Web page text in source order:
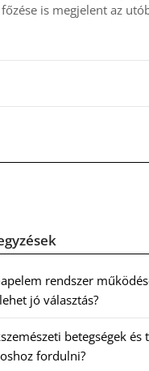
is megjelent az
rendszer
jó választás?
betegségek
fordulni?